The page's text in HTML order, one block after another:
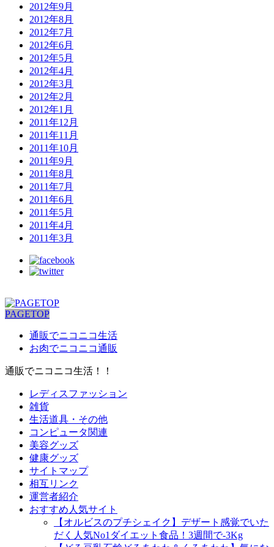
2012年9月
2012年8月
2012年7月
2012年6月
2012年5月
2012年4月
2012年3月
2012年2月
2012年1月
2011年12月
2011年11月
2011年10月
2011年9月
2011年8月
2011年7月
2011年6月
2011年5月
2011年4月
2011年3月
PAGETOP
通販でニコニコ生活
お肉でニコニコ通販
通販でニコニコ生活！！
レディスファッション
雑貨
生活道具・その他
コンピュータ関連
美容グッズ
健康グッズ
サイトマップ
相互リンク
運営者紹介
おすすめ人気サイト
【オルビスのプチシェイク】デザート感覚でいた
だく人気No1ダイエット食品！3週間で-3Kg